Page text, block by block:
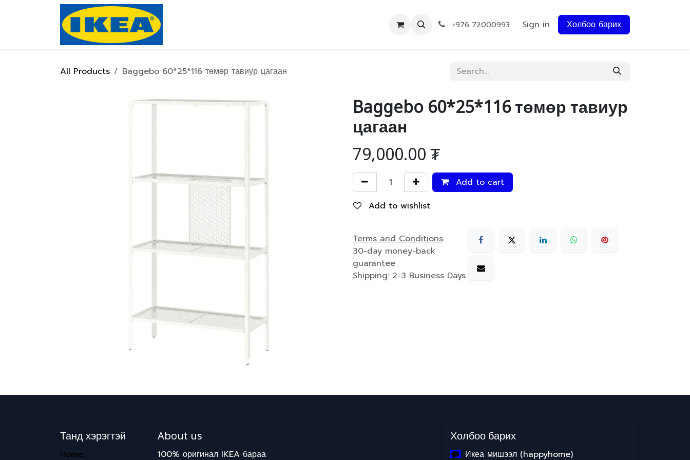
Skip to Content
+976 72000993 Sign in Холбоо барих
All Products Baggebo 60*25*116 төмөр тавиур цагаан
Baggebo 60*25*116 төмөр тавиур
цагаан
79,000.00₮
Add to cart
Add to wishlist
Terms and Conditions
30-day money-back
guarantee
Shipping: 2-3 Business Days
Танд хэрэгтэй
Home
About us
100% оригинал IKEA бараа
Холбоо барих
Икеа мишээл (happyhome)